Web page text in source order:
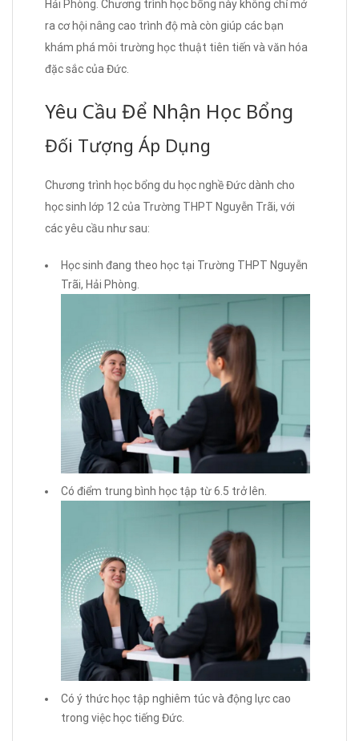
Hải Phòng. Chương trình học bổng này không chỉ mở
ra cơ hội nâng cao trình độ mà còn giúp các bạn
khám phá môi trường học thuật tiên tiến và văn hóa
đặc sắc của Đức.
Yêu Cầu Để Nhận Học Bổng
Đối Tượng Áp Dụng
Chương trình học bổng du học nghề Đức dành cho
học sinh lớp 12 của Trường THPT Nguyễn Trãi, với
các yêu cầu như sau:
Học sinh đang theo học tại Trường THPT Nguyễn
Trãi, Hải Phòng.
Có điểm trung bình học tập từ 6.5 trở lên.
Có ý thức học tập nghiêm túc và động lực cao
trong việc học tiếng Đức.